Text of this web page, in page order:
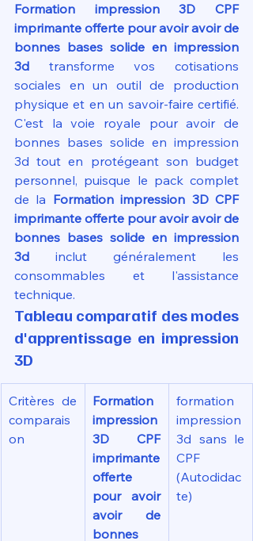
Formation impression 3D CPF
imprimante offerte pour avoir avoir de
bonnes bases solide en impression
3d transforme vos cotisations
sociales en un outil de production
physique et en un savoir-faire certifié.
C'est la voie royale pour avoir de
bonnes bases solide en impression
3d tout en protégeant son budget
personnel, puisque le pack complet
de la Formation impression 3D CPF
imprimante offerte pour avoir avoir de
bonnes bases solide en impression
3d inclut généralement les
consommables et l'assistance
technique.
Tableau comparatif des modes
d'apprentissage en impression
3D
Critères de
comparais
on
Formation
impression
3D CPF
imprimante
offerte
pour avoir
avoir de
bonnes
formation
impression
3d sans le
CPF
(Autodidac
te)